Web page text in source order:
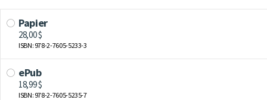
Papier
28,00 $
ISBN: 978-2-7605-5233-3
ePub
18,99 $
ISBN: 978-2-7605-5235-7